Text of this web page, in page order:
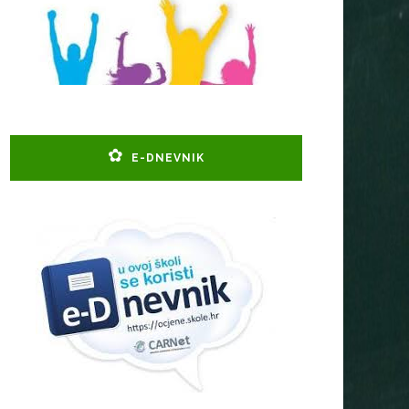
E-DNEVNIK